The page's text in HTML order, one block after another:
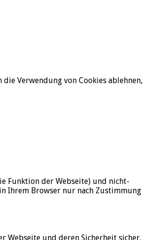
Verwendung von Cookies ablehnen,
Funktion der Webseite) und nicht-
Ihrem Browser nur nach Zustimmung
Webseite und deren Sicherheit sicher.